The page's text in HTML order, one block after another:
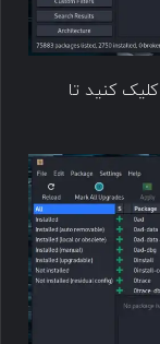
در پنجره باز شده، از بالا راست روی Search کلیک کنید تا